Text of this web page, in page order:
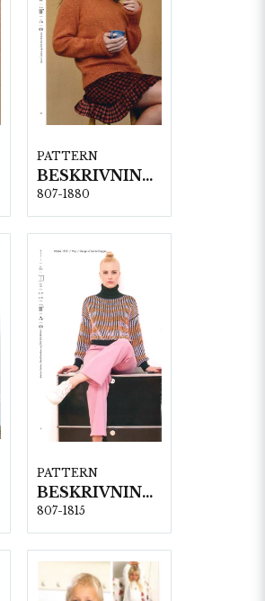
PATTERN
BESKRIVNING NR1880
807-1880
PATTERN
BESKRIVNING NR1815
807-1815